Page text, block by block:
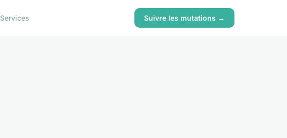
Services Suivre les mutations →